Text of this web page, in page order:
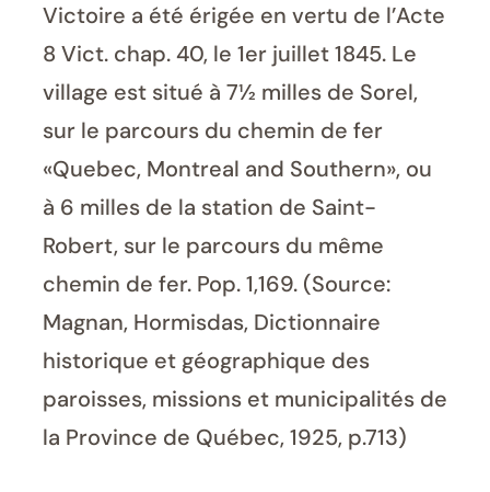
Victoire a été érigée en vertu de l’Acte
8 Vict. chap. 40, le 1er juillet 1845. Le
village est situé à 7½ milles de Sorel,
sur le parcours du chemin de fer
«Quebec, Montreal and Southern», ou
à 6 milles de la station de Saint-
Robert, sur le parcours du même
chemin de fer. Pop. 1,169. (Source:
Magnan, Hormisdas, Dictionnaire
historique et géographique des
paroisses, missions et municipalités de
la Province de Québec, 1925, p.713)